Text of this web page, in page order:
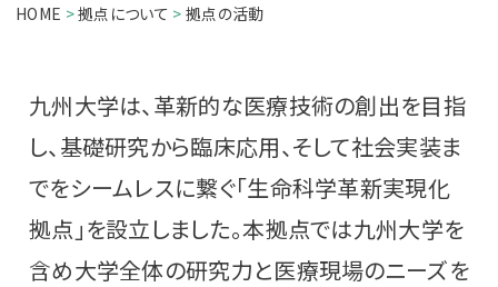
検索する
HOME >拠点について > 拠点の活動
九州大学は、革新的な医療技術の創出を目指
し、基礎研究から臨床応用、そして社会実装ま
でをシームレスに繋ぐ「生命科学革新実現化
拠点」を設立しました。本拠点では九州大学を
含め大学全体の研究力と医療現場のニーズを